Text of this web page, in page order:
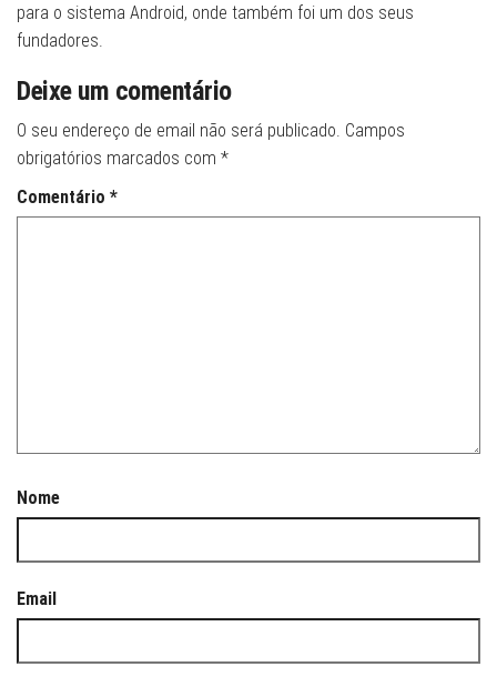
para o sistema Android, onde também foi um dos seus
fundadores.
Deixe um comentário
O seu endereço de email não será publicado. Campos
obrigatórios marcados com *
Comentário *
Nome
Email